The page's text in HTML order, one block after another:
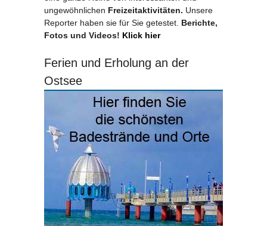
ungewöhnlichen Freizeitaktivitäten. Unsere
Reporter haben sie für Sie getestet. Berichte,
Fotos und Videos! Klick hier
Ferien und Erholung an der
Ostsee